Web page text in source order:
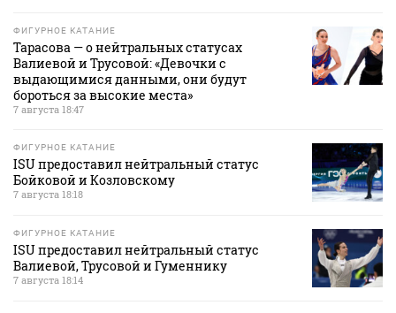
ФИГУРНОЕ КАТАНИЕ
Тарасова — о нейтральных статусах
Валиевой и Трусовой: «Девочки с
выдающимися данными, они будут
бороться за высокие места»
7 августа 18:47
ФИГУРНОЕ КАТАНИЕ
ISU предоставил нейтральный статус
Бойковой и Козловскому
7 августа 18:18
ФИГУРНОЕ КАТАНИЕ
ISU предоставил нейтральный статус
Валиевой, Трусовой и Гуменнику
7 августа 18:14